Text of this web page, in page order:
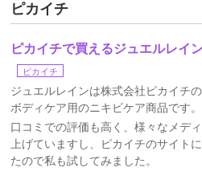
ピカイチ
ピカイチで買えるジュエルレイ
ピカイチ
ジュエルレインは株式会社ピカイチ
ボディケア用のニキビケア商品です。
口コミでの評価も高く、様々なメデ
上げていますし、ピカイチのサイト
たので私も試してみました。